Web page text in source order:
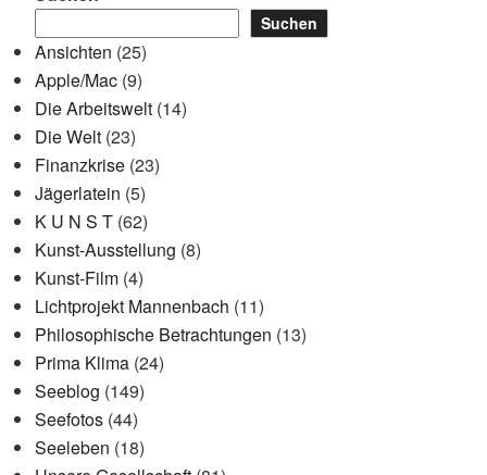
Suchen
Ansichten (25)
Apple/Mac (9)
Die Arbeitswelt (14)
Die Welt (23)
Finanzkrise (23)
Jägerlatein (5)
K U N S T (62)
Kunst-Ausstellung (8)
Kunst-Film (4)
Lichtprojekt Mannenbach (11)
Philosophische Betrachtungen (13)
Prima Klima (24)
Seeblog (149)
Seefotos (44)
Seeleben (18)